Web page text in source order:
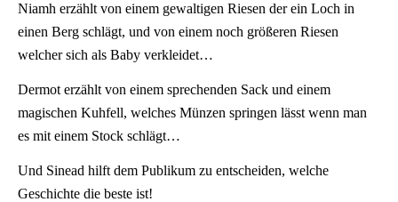
Niamh erzählt von einem gewaltigen Riesen der ein Loch in
einen Berg schlägt, und von einem noch größeren Riesen
welcher sich als Baby verkleidet…
Dermot erzählt von einem sprechenden Sack und einem
magischen Kuhfell, welches Münzen springen lässt wenn man
es mit einem Stock schlägt…
Und Sinead hilft dem Publikum zu entscheiden, welche
Geschichte die beste ist!